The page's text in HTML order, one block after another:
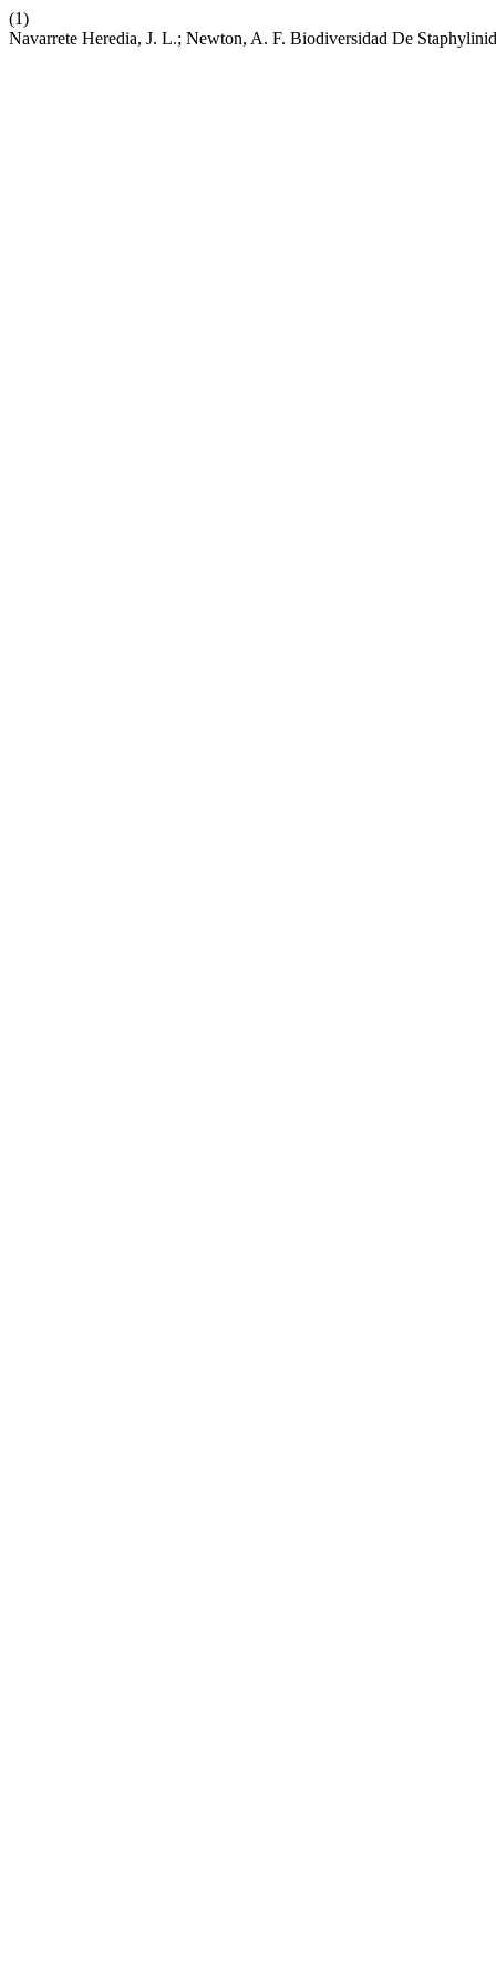
(1)
Navarrete Heredia, J. L.; Newton, A. F. Biodiversidad De